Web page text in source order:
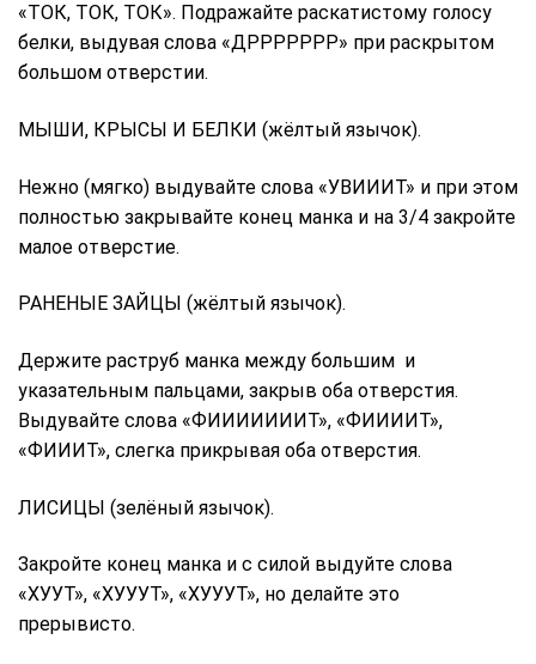
«ТОК, ТОК, ТОК». Подражайте раскатистому голосу
белки, выдувая слова «ДРРРРРРР» при раскрытом
большом отверстии.
МЫШИ, КРЫСЫ И БЕЛКИ (жёлтый язычок).
Нежно (мягко) выдувайте слова «УВИИИТ» и при этом
полностью закрывайте конец манка и на 3/4 закройте
малое отверстие.
РАНЕНЫЕ ЗАЙЦЫ (жёлтый язычок).
Держите раструб манка между большим и
указательным пальцами, закрыв оба отверстия.
Выдувайте слова «ФИИИИИИИТ», «ФИИИИТ»,
«ФИИИТ», слегка прикрывая оба отверстия.
ЛИСИЦЫ (зелёный язычок).
Закройте конец манка и с силой выдуйте слова
«ХУУТ», «ХУУУТ», «ХУУУТ», но делайте это
прерывисто.